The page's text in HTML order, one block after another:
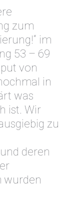
zum
im
53 – 69
von
in
was
ist. Wir
zu
deren
wurden